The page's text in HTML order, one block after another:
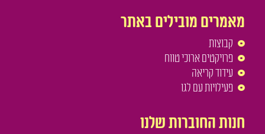
מאמרים מובילים באתר
קבוצות
פרויקטים ארוכי טווח
עידוד קריאה
פעילויות עם לגו
חנות החוברות שלנו